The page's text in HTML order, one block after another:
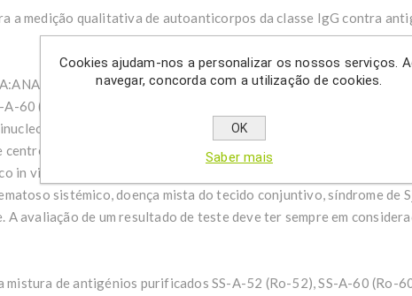
a medição qualitativa de autoanticorpos da classe IgG contra
ANA Detect é um sistema de teste ELISA para a medição
60 (Ro-60), SS-B (La), RNP/Sm, RNP-70, RNP-A, RNP-C, Sm-BB,
mononucleossomas, complexo de histonas, histona
B em amostras de soro ou plasma humano. Este
in vitro. O teste é utilizado para rastreio de doentes com suspeita
sistémico, doença mista do tecido conjuntivo, síndrome de
avaliação de um resultado de teste deve ter sempre em
mistura de antigénios purificados SS-A-52 (Ro-52), SS-A-60 (Ro-
Cookies ajudam-nos a personalizar os nossos serviços.
navegar, concorda com a utilização de cookies.
OK
Saber mais